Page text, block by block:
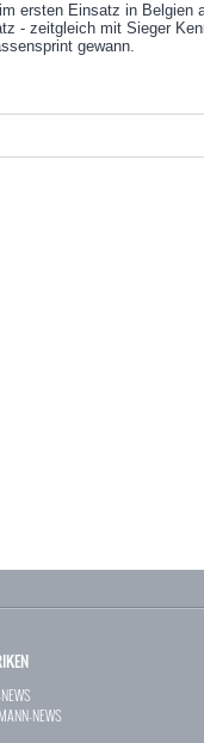
ersten Einsatz in Belgien
- zeitgleich mit Sieger
gewann.
NEWS